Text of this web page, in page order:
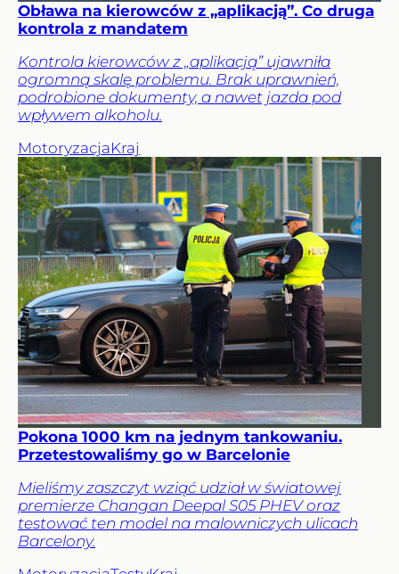
Obława na kierowców z „aplikacją”. Co druga
kontrola z mandatem
Kontrola kierowców z „aplikacją” ujawniła
ogromną skalę problemu. Brak uprawnień,
podrobione dokumenty, a nawet jazda pod
wpływem alkoholu.
MotoryzacjaKraj
Pokona 1000 km na jednym tankowaniu.
Przetestowaliśmy go w Barcelonie
Mieliśmy zaszczyt wziąć udział w światowej
premierze Changan Deepal S05 PHEV oraz
testować ten model na malowniczych ulicach
Barcelony.